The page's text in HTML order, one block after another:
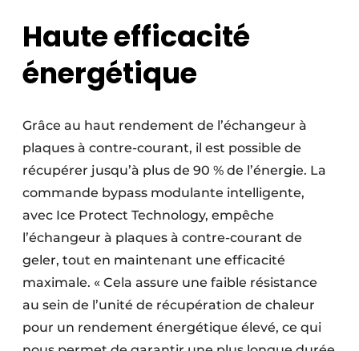
Haute efficacité
énergétique
Grâce au haut rendement de l’échangeur à
plaques à contre-courant, il est possible de
récupérer jusqu’à plus de 90 % de l’énergie. La
commande bypass modulante intelligente,
avec Ice Protect Technology, empêche
l’échangeur à plaques à contre-courant de
geler, tout en maintenant une efficacité
maximale. « Cela assure une faible résistance
au sein de l’unité de récupération de chaleur
pour un rendement énergétique élevé, ce qui